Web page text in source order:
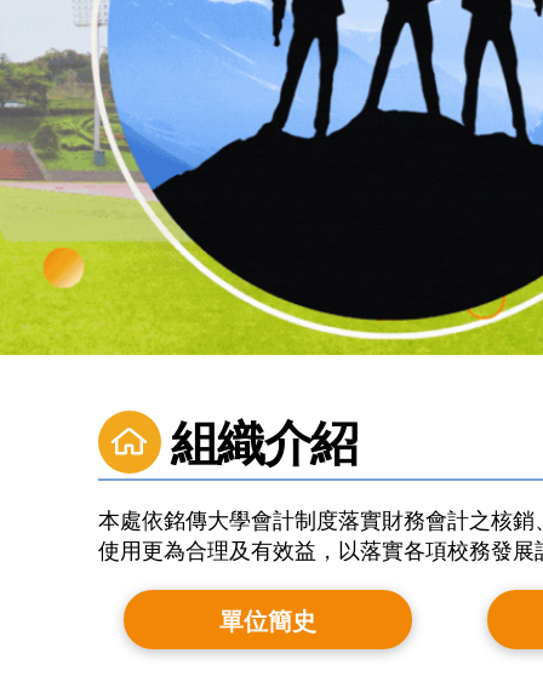
組織介紹
本處依銘傳大學會計制度落實財務會計之核
使用更為合理及有效益，以落實各項校務發
單位簡史